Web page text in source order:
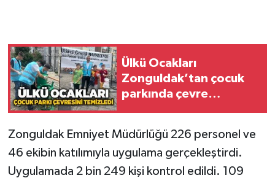
Ülkü Ocakları
Zonguldak’tan çocuk
parkında çevre
Zonguldak Emniyet Müdürlüğü 226 personel ve
46 ekibin katılımıyla uygulama gerçekleştirdi.
Uygulamada 2 bin 249 kişi kontrol edildi. 109
GÜNDEM
İş ilanı
Kilimli
Kültür - Sanat